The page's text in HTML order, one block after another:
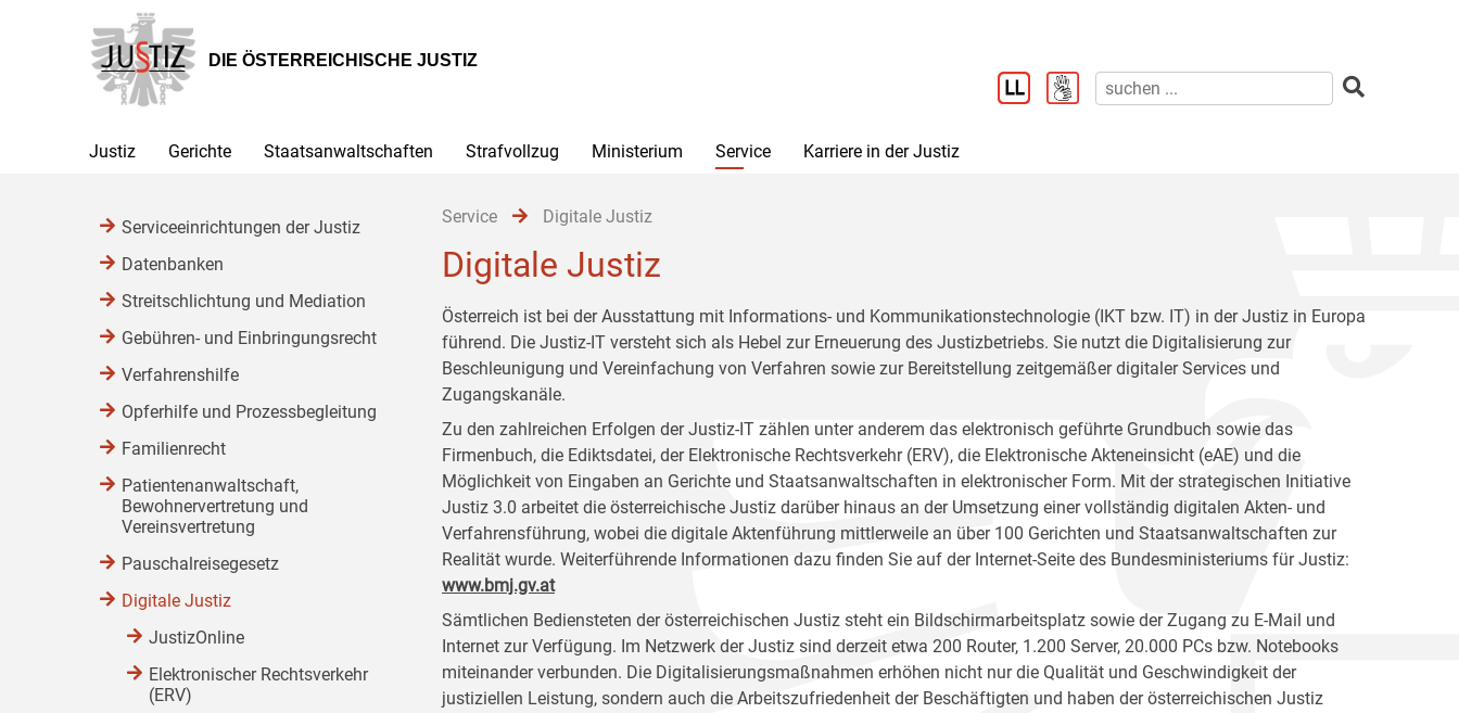
Hauptnavigation
[1]
Inhalt
[2]
Untermenü
[3]
DIE ÖSTERREICHISCHE JUSTIZ
Justiz Gerichte Staatsanwaltschaften Strafvollzug Ministerium Service Karriere in der Justiz
Service Digitale Justiz
Digitale Justiz
Österreich ist bei der Ausstattung mit Informations- und Kommunikationstechnologie (IKT bzw. IT) in der Justiz in Europa
führend. Die Justiz-IT versteht sich als Hebel zur Erneuerung des Justizbetriebs. Sie nutzt die Digitalisierung zur
Beschleunigung und Vereinfachung von Verfahren sowie zur Bereitstellung zeitgemäßer digitaler Services und
Zugangskanäle.
Zu den zahlreichen Erfolgen der Justiz-IT zählen unter anderem das elektronisch geführte Grundbuch sowie das
Firmenbuch, die Ediktsdatei, der Elektronische Rechtsverkehr (ERV), die Elektronische Akteneinsicht (eAE) und die
Möglichkeit von Eingaben an Gerichte und Staatsanwaltschaften in elektronischer Form. Mit der strategischen Initiative
Justiz 3.0 arbeitet die österreichische Justiz darüber hinaus an der Umsetzung einer vollständig digitalen Akten- und
Verfahrensführung, wobei die digitale Aktenführung mittlerweile an über 100 Gerichten und Staatsanwaltschaften zur
Realität wurde. Weiterführende Informationen dazu finden Sie auf der Internet-Seite des Bundesministeriums für Justiz:
www.bmj.gv.at
Sämtlichen Bediensteten der österreichischen Justiz steht ein Bildschirmarbeitsplatz sowie der Zugang zu E-Mail und
Internet zur Verfügung. Im Netzwerk der Justiz sind derzeit etwa 200 Router, 1.200 Server, 20.000 PCs bzw. Notebooks
miteinander verbunden. Die Digitalisierungsmaßnahmen erhöhen nicht nur die Qualität und Geschwindigkeit der
justiziellen Leistung, sondern auch die Arbeitszufriedenheit der Beschäftigten und haben der österreichischen Justiz
Serviceeinrichtungen der Justiz
Datenbanken
Streitschlichtung und Mediation
Gebühren- und Einbringungsrecht
Verfahrenshilfe
Opferhilfe und Prozessbegleitung
Familienrecht
Patientenanwaltschaft,
Bewohnervertretung und
Vereinsvertretung
Pauschalreisegesetz
Digitale Justiz
JustizOnline
Elektronischer Rechtsverkehr
(ERV)